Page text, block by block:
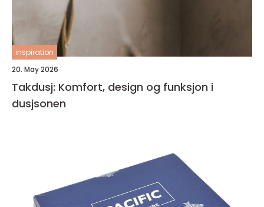
inspiration
20. May 2026
Takdusj: Komfort, design og funksjon i
dusjsonen